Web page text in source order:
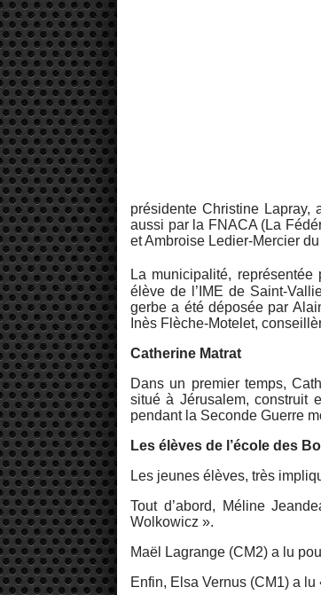
présidente Christine Lapray,
aussi par la FNACA (La
et Ambroise Ledier-Mercier
La municipalité,
élève de l’IME de Saint-
gerbe a été déposée par
Inès Flèche-Motelet,
Catherine Matrat
Dans un premier temps,
situé à Jérusalem, construit
pendant la Seconde Guerre
Les élèves de l’école des
Les jeunes élèves, très
Tout d’abord, Méline
Wolkowicz ».
Maël Lagrange (CM2) a lu
Enfin, Elsa Vernus (CM1) a lu